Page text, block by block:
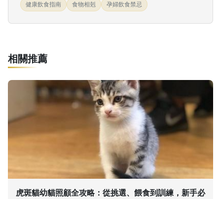
健康飲食指南 食物相剋 孕婦飲食禁忌
相關推薦
虎斑貓幼貓照顧全攻略：從挑選、餵食到訓練，新手必